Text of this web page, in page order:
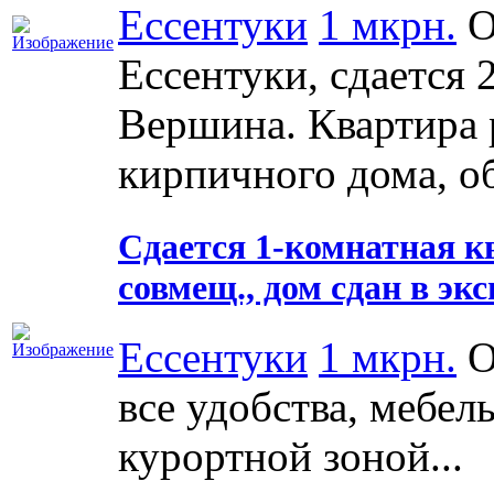
Ессентуки 1 мкрн.
Ессентуки, сдается
Вершина. Квартира
кирпичного дома,
Сдается 1-комнатная
совмещ., дом сдан в
Ессентуки 1 мкрн.
все удобства,
курортной зоной...